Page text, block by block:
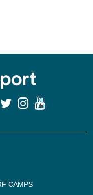
CAMPS